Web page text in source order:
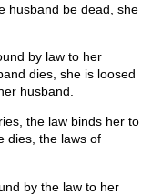
husband be dead, she
by law to her
dies, she is loosed
husband.
the law binds her to
dies, the laws of
by the law to her